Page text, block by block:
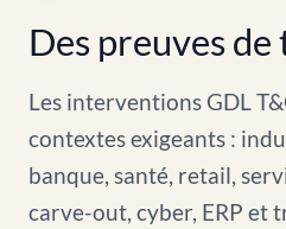
Des preuves
Les interventions GDL
contextes exigeants :
banque, santé, retail,
carve-out, cyber, ERP et